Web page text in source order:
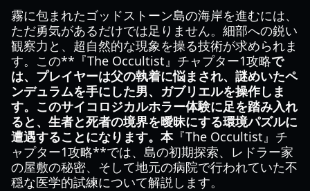
霧に包まれたゴッドストーン島の海岸を進むには、
ただ勇気があるだけでは足りません。細部への鋭い
観察力と、超自然的な現象を操る技術が求められま
す。この**『The Occultist』チャプター1攻略で
は、プレイヤーは父の執着に悩まされ、謎めいたペ
ンデュラムを手にした男、ガブリエルを操作しま
す。このサイコロジカルホラー体験に足を踏み入れ
ると、生者と死者の境界を曖昧にする環境パズルに
遭遇することになります。本『The Occultist』チ
ャプター1攻略**では、島の初期探索、レドラー家
の屋敷の秘密、そして地元の病院で行われていた不
穏な医学的試練について解説します。